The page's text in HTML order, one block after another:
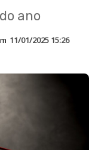
ano
11/01/2025 15:26